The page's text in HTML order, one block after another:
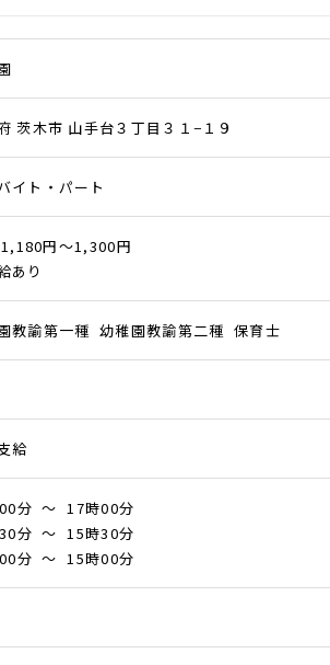
茨木市 山手台３丁目３１−１９
イト・パート
円～1,300円
あり
教諭第一種 幼稚園教諭第二種 保育士
給
分 ～ 17時00分
分 ～ 15時30分
分 ～ 15時00分